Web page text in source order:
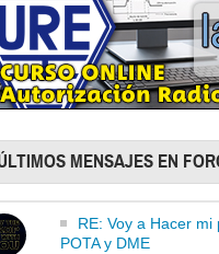
MENSAJES EN
RE: Voy a Hacer
POTA y DME